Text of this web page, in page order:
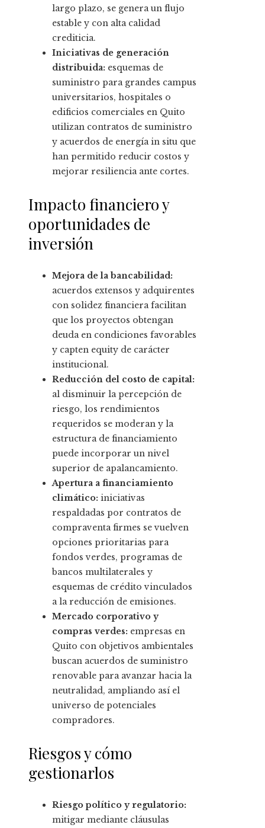
largo plazo, se genera un flujo
estable y con alta calidad
crediticia.
Iniciativas de generación
distribuida: esquemas de
suministro para grandes campus
universitarios, hospitales o
edificios comerciales en Quito
utilizan contratos de suministro
y acuerdos de energía in situ que
han permitido reducir costos y
mejorar resiliencia ante cortes.
Impacto financiero y
oportunidades de
inversión
Mejora de la bancabilidad:
acuerdos extensos y adquirentes
con solidez financiera facilitan
que los proyectos obtengan
deuda en condiciones favorables
y capten equity de carácter
institucional.
Reducción del costo de capital:
al disminuir la percepción de
riesgo, los rendimientos
requeridos se moderan y la
estructura de financiamiento
puede incorporar un nivel
superior de apalancamiento.
Apertura a financiamiento
climático: iniciativas
respaldadas por contratos de
compraventa firmes se vuelven
opciones prioritarias para
fondos verdes, programas de
bancos multilaterales y
esquemas de crédito vinculados
a la reducción de emisiones.
Mercado corporativo y
compras verdes: empresas en
Quito con objetivos ambientales
buscan acuerdos de suministro
renovable para avanzar hacia la
neutralidad, ampliando así el
universo de potenciales
compradores.
Riesgos y cómo
gestionarlos
Riesgo político y regulatorio:
mitigar mediante cláusulas